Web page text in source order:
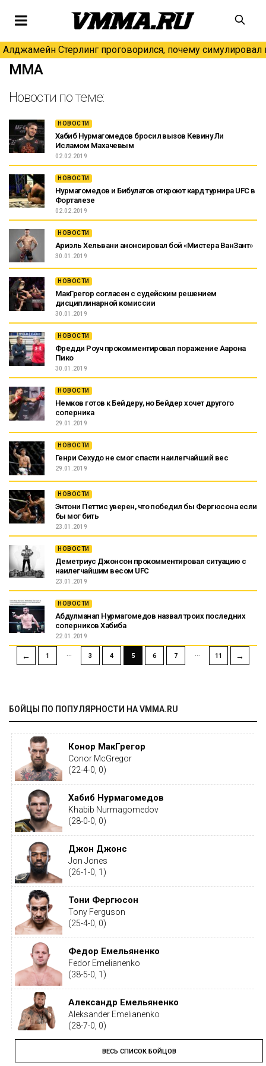
Алджамейн Стерлинг проговорился, почему симулировал
MMA
Новости по теме:
НОВОСТИ
Хабиб Нурмагомедов бросил вызов Кевину Ли
Исламом Махачевым
02.02.2019
НОВОСТИ
Нурмагомедов и Бибулатов откроют кард турнира UFC в
Форталезе
02.02.2019
НОВОСТИ
Ариэль Хельвани анонсировал бой «Мистера ВанЗант»
30.01.2019
НОВОСТИ
МакГрегор согласен с судейским решением
дисциплинарной комиссии
30.01.2019
НОВОСТИ
Фредди Роуч прокомментировал поражение Аарона
Пико
30.01.2019
НОВОСТИ
Немков готов к Бейдеру, но Бейдер хочет другого
соперника
29.01.2019
НОВОСТИ
Генри Сехудо не смог спасти наилегчайший вес
29.01.2019
НОВОСТИ
Энтони Петтис уверен, что победил бы Фергюсона если
бы мог бить
23.01.2019
НОВОСТИ
Деметриус Джонсон прокомментировал ситуацию с
наилегчайшим весом UFC
23.01.2019
НОВОСТИ
Абдулманап Нурмагомедов назвал троих последних
соперников Хабиба
22.01.2019
← 1 3 4 5 6 7 11 →
БОЙЦЫ ПО ПОПУЛЯРНОСТИ НА VMMA.RU
Конор МакГрегор
Conor McGregor
(22-4-0, 0)
Хабиб Нурмагомедов
Khabib Nurmagomedov
(28-0-0, 0)
Джон Джонс
Jon Jones
(26-1-0, 1)
Тони Фергюсон
Tony Ferguson
(25-4-0, 0)
Федор Емельяненко
Fedor Emelianenko
(38-5-0, 1)
Александр Емельяненко
Aleksander Emelianenko
(28-7-0, 0)
Тайрон ВудлиВЕСЬ СПИСОК БОЙЦОВ